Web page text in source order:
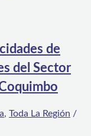
de
del Sector
, Toda La Región /